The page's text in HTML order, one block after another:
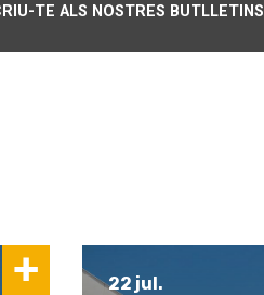
TE ALS NOSTRES BUTLLETINS
22 jul.